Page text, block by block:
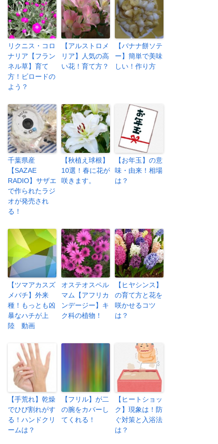
リクニス・コロ
ナリア【フラン
ネル草】育て
方！ビロードの
よう？
【アルストロメ
リア】人気の高
い花！育て方？
【バナナ餅ソテ
ー】簡単で美味
しい！作り方
千葉県産
【SAZAE
RADIO】サザエ
で作られたラジ
オが発売され
る！
【秋植え球根】
10選！春に花が
咲きます。
【お年玉】の意
味・由来！相場
は？
【ツマアカスズ
メバチ】外来
種！もっとも凶
暴なハチが上
陸 動画
オステオスペル
マム【アフリカ
ンデージー】キ
ク科の植物！
【ヒヤシンス】
の育て方と花を
咲かせるコツ
は？
【手荒れ】乾燥
でひび割れがす
る！ハンドクリ
ームは？
【フリル】が二
の腕をカバーし
てくれる！
【ヒートショッ
ク】現象は！防
ぐ対策と入浴法
は？